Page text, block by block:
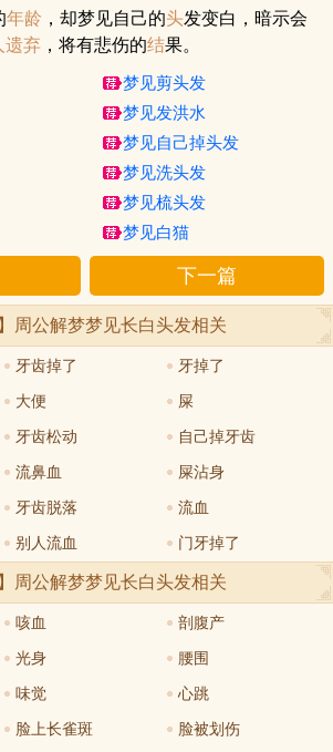
年龄 ，却梦见自己的头发变白，暗示会
遗弃 ，将有悲伤的结果。
梦见剪头发
梦见发洪水
梦见自己掉头发
梦见洗头发
梦见梳头发
梦见白猫
下一篇
周公解梦梦见长白头发相关
牙齿掉了 牙掉了
大便 屎
牙齿松动 自己掉牙齿
流鼻血 屎沾身
牙齿脱落 流血
别人流血 门牙掉了
周公解梦梦见长白头发相关
咳血 剖腹产
光身 腰围
味觉 心跳
脸上长雀斑 脸被划伤